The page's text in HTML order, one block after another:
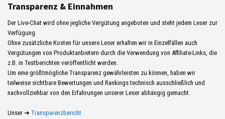
Transparenz & Einnahmen
Der Live-Chat wird ohne jegliche Vergütung angeboten und steht jedem Leser zur
Verfügung.
Ohne zusätzliche Kosten für unsere Leser erhalten wir in Einzelfällen auch
Vergütungen von Produktanbietern durch die Verwendung von Affiliate-Links, die
z.B. in Testberichten veröffentlicht werden.
Um eine größtmögliche Transparenz gewährleisten zu können, haben wir
teilweise sichtbare Bewertungen und Rankings technisch ausschließlich und
nachvollziehbar von den Erfahrungen unserer Leser abhängig gemacht.
Unser ➜ Transparenzbericht